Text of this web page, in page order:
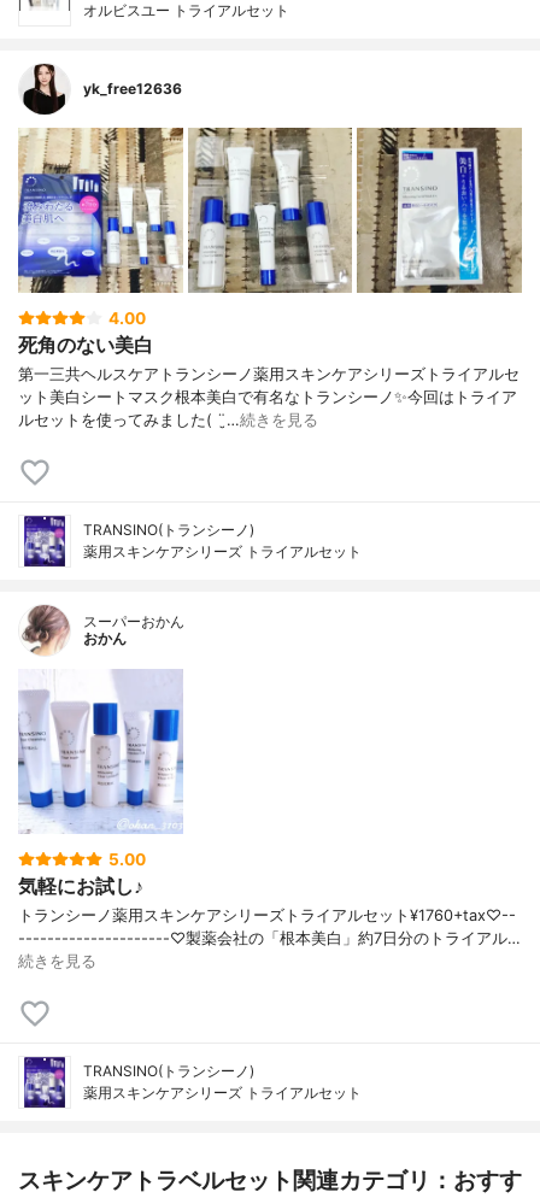
オルビスユー トライアルセット
yk_free12636
4.00
死角のない美白
第一三共ヘルスケアトランシーノ薬用スキンケアシリーズトライアルセ
ット美白シートマスク根本美白で有名なトランシーノ✨今回はトライア
ルセットを使ってみました( ¨̮…続きを見る
TRANSINO(トランシーノ)
薬用スキンケアシリーズ トライアルセット
スーパーおかん
おかん
5.00
気軽にお試し♪
トランシーノ薬用スキンケアシリーズトライアルセット¥1760+tax♡--
---------------------♡製薬会社の「根本美白」約7日分のトライアル…
続きを見る
TRANSINO(トランシーノ)
薬用スキンケアシリーズ トライアルセット
スキンケアトラベルセット関連カテゴリ：おすす